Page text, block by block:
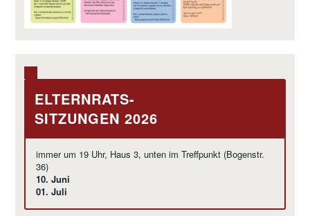
ELTERNRATS-
SITZUNGEN 2026
immer um 19 Uhr, Haus 3, unten im Treffpunkt (Bogenstr.
36)
10. Juni
01. Juli